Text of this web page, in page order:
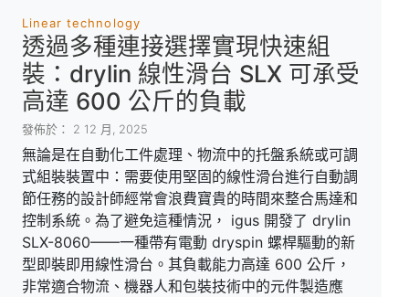
Linear technology
透過多種連接選擇實現快速組
裝：drylin 線性滑台 SLX 可承受
高達 600 公斤的負載
發佈於： 2 12 月, 2025
無論是在自動化工件處理、物流中的托盤系統或可調
式組裝裝置中：需要使用堅固的線性滑台進行自動調
節任務的設計師經常會浪費寶貴的時間來整合馬達和
控制系統。為了避免這種情況， igus 開發了 drylin
SLX-8060——一種帶有電動 dryspin 螺桿驅動的新
型即裝即用線性滑台。其負載能力高達 600 公斤，
非常適合物流、機器人和包裝技術中的元件製造應